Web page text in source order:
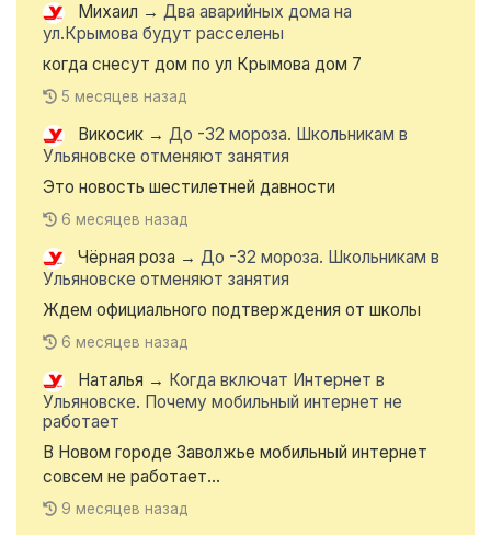
Михаил → Два аварийных дома на
ул.Крымова будут расселены
когда снесут дом по ул Крымова дом 7
5 месяцев назад
Викосик → До -32 мороза. Школьникам в
Ульяновске отменяют занятия
Это новость шестилетней давности
6 месяцев назад
Чёрная роза → До -32 мороза. Школьникам в
Ульяновске отменяют занятия
Ждем официального подтверждения от школы
6 месяцев назад
Наталья → Когда включат Интернет в
Ульяновске. Почему мобильный интернет не
работает
В Новом городе Заволжье мобильный интернет
совсем не работает...
9 месяцев назад